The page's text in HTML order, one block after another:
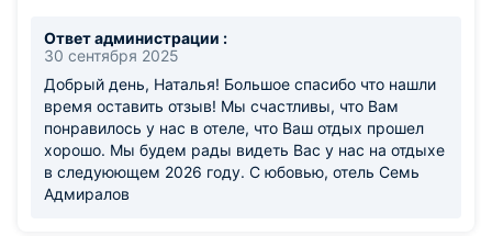
Ответ администрации :
30 сентября 2025
Добрый день, Наталья! Большое спасибо что нашли
время оставить отзыв! Мы счастливы, что Вам
понравилось у нас в отеле, что Ваш отдых прошел
хорошо. Мы будем рады видеть Вас у нас на отдыхе
в следуюющем 2026 году. С юбовью, отель Семь
Адмиралов